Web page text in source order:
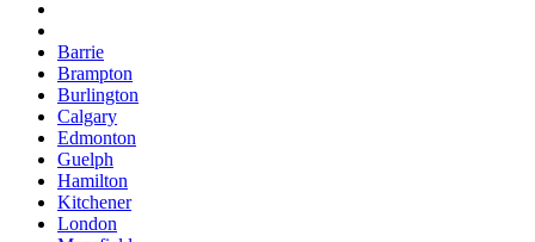
Barrie
Brampton
Burlington
Calgary
Edmonton
Guelph
Hamilton
Kitchener
London